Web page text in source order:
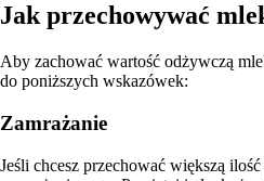
Jak przechowywać
Aby zachować wartość odżywczą
do poniższych wskazówek:
Zamrażanie
Jeśli chcesz przechować większą